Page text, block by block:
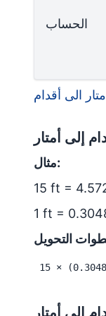
الحساب
الى أقدام
إلى أمتار
مثال:
15 ft =
1 ft =
15 ×
إلى أمتار